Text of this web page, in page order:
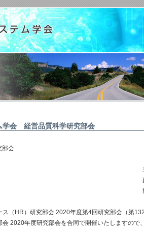
学会 経営品質科学研究部会
部会
山下
金子
鄭
（HR）研究部会 2020年度第4回研究部会（第
会 2020年度研究部会を合同で開催いたしますので